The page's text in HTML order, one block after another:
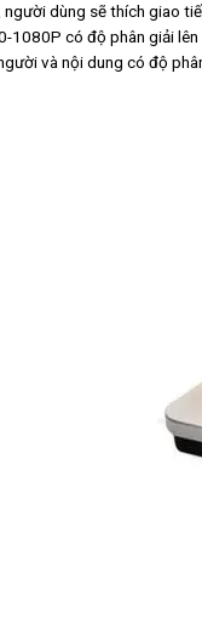
dùng sẽ thích giao
1080P có độ phân giải
và nội dung có độ